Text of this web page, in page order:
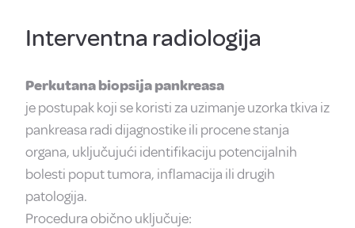
Interventna radiologija
Perkutana biopsija pankreasa
je postupak koji se koristi za uzimanje uzorka tkiva iz
pankreasa radi dijagnostike ili procene stanja
organa, uključujući identifikaciju potencijalnih
bolesti poput tumora, inflamacija ili drugih
patologija.
Procedura obično uključuje: